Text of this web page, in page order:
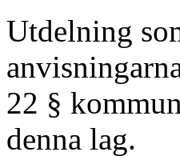
Utdelning
22 §
denna lag.